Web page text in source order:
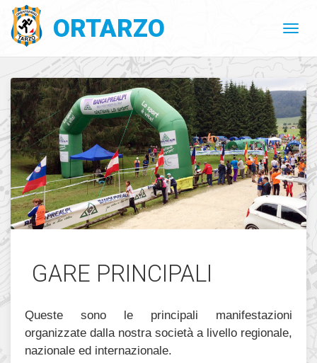
ORTARZO
GARE PRINCIPALI
Queste sono le principali manifestazioni
organizzate dalla nostra società a livello regionale,
nazionale ed internazionale.